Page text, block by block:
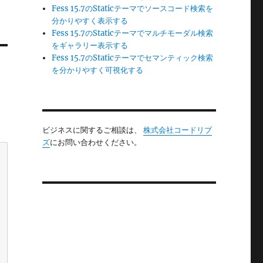
Fess 15.7のStaticテーマでソースコード検索を
分かりやすく表示する
Fess 15.7のStaticテーマでマルチモーダル検索
をギャラリー表示する
Fess 15.7のStaticテーマでセマンティック検索
を分かりやすく可視化する
ビジネスに関するご相談は、 株式会社コードリブ
ズにお問い合わせください。